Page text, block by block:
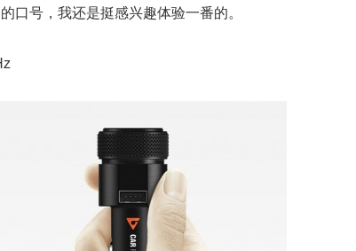
的口号，我还是挺感兴趣体验一番的。